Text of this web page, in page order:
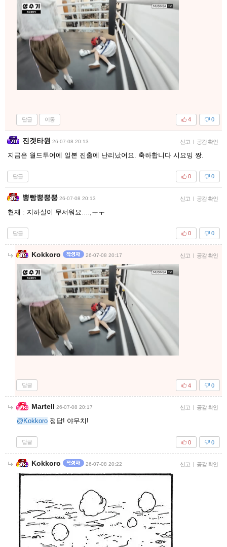
답글 이동 0
4
진겟타원 26-07-08 20:13 신고 | 공감 확인
지금은 월드투어에 일본 진출에 난리났어요. 축하합니다 시요밍 짱.
답글 0
0
뿡빵뿡뿡뿡 26-07-08 20:13 신고 | 공감 확인
현재 : 지하실이 무서워요....,ㅜㅜ
답글 0
0
Kokkoro 26-07-08 20:17 신고 | 공감 확인
답글 0
4
Martell 26-07-08 20:17 신고 | 공감 확인
@Kokkoro 정답! 야무치!
답글 0
0
Kokkoro 26-07-08 20:22 신고 | 공감 확인